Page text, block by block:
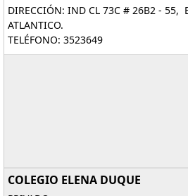
DIRECCIÓN: IND CL 73C # 26B2 - 55,
ATLANTICO.
TELÉFONO: 3523649
COLEGIO ELENA DUQUE